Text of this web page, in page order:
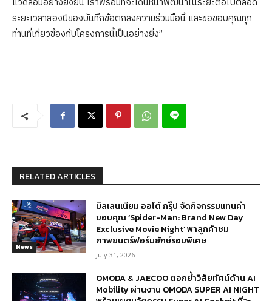
ระยะเวลาสองปีของบันทึกข้อตกลงความร่วมมือนี้ และขอขอบคุณทุก
ท่านที่เกี่ยวข้องกับโครงการนี้เป็นอย่างยิ่ง”
RELATED ARTICLES
News
มิลเลนเนียม ออโต้ กรุ๊ป จัดกิจกรรมแทนคำ
ขอบคุณ ‘Spider-Man: Brand New Day
Exclusive Movie Night’ พาลูกค้าชม
ภาพยนตร์ฟอร์มยักษ์รอบพิเศษ
July 31, 2026
OMODA & JAECOO ตอกย้ำวิสัยทัศน์ด้าน AI
Mobility ผ่านงาน OMODA SUPER AI NIGHT